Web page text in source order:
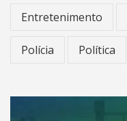
Entretenimento
Polícia Política